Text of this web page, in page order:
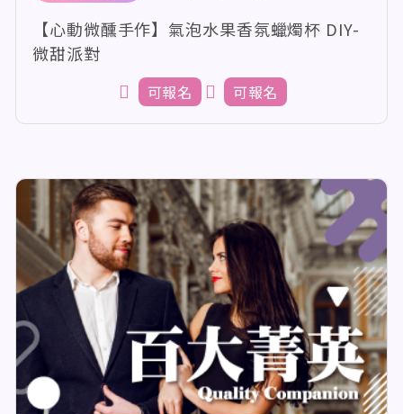
【心動微醺手作】氣泡水果香氛蠟燭杯 DIY-
微甜派對
可報名 可報名